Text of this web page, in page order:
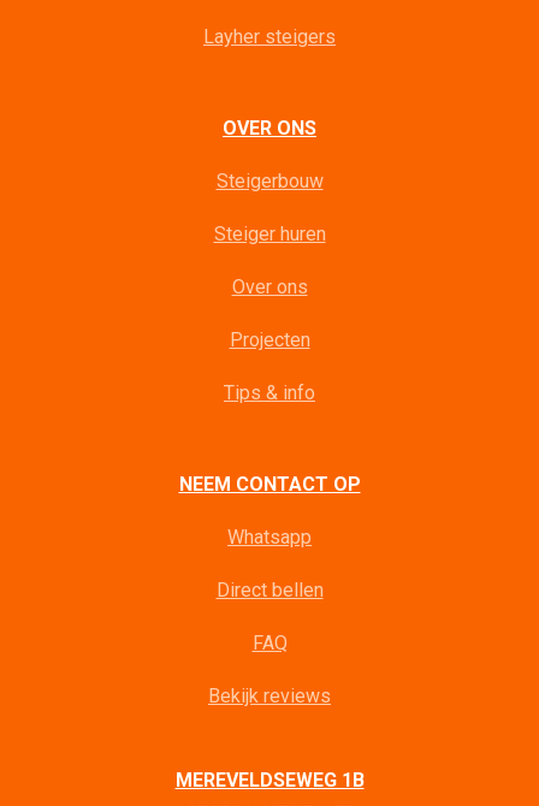
Layher steigers
OVER ONS
Steigerbouw
Steiger huren
Over ons
Projecten
Tips & info
NEEM CONTACT OP
Whatsapp
Direct bellen
FAQ
Bekijk reviews
MEREVELDSEWEG 1B